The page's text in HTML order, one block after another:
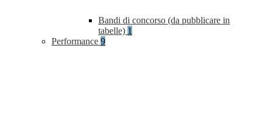
Bandi di concorso (da pubblicare in
tabelle) 1
Performance 9